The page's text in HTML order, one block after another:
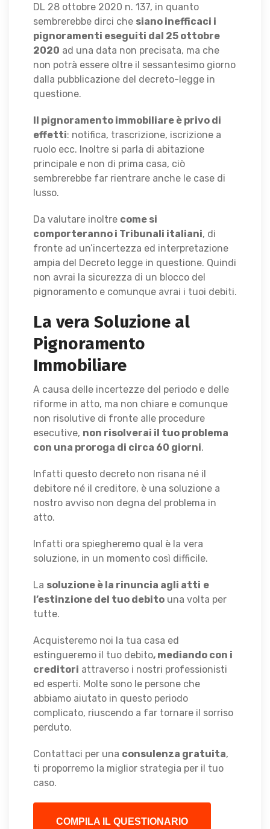
DL 28 ottobre 2020 n. 137, in quanto
sembrerebbe dirci che siano inefficaci i
pignoramenti eseguiti dal 25 ottobre
2020 ad una data non precisata, ma che
non potrà essere oltre il sessantesimo giorno
dalla pubblicazione del decreto-legge in
questione.
Il pignoramento immobiliare è privo di
effetti: notifica, trascrizione, iscrizione a
ruolo ecc. Inoltre si parla di abitazione
principale e non di prima casa, ciò
sembrerebbe far rientrare anche le case di
lusso.
Da valutare inoltre come si
comporteranno i Tribunali italiani, di
fronte ad un’incertezza ed interpretazione
ampia del Decreto legge in questione. Quindi
non avrai la sicurezza di un blocco del
pignoramento e comunque avrai i tuoi debiti.
La vera Soluzione al
Pignoramento
Immobiliare
A causa delle incertezze del periodo e delle
riforme in atto, ma non chiare e comunque
non risolutive di fronte alle procedure
esecutive, non risolverai il tuo problema
con una proroga di circa 60 giorni.
Infatti questo decreto non risana né il
debitore né il creditore, è una soluzione a
nostro avviso non degna del problema in
atto.
Infatti ora spiegheremo qual è la vera
soluzione, in un momento così difficile.
La soluzione è la rinuncia agli atti e
l’estinzione del tuo debito una volta per
tutte.
Acquisteremo noi la tua casa ed
estingueremo il tuo debito, mediando con i
creditori attraverso i nostri professionisti
ed esperti. Molte sono le persone che
abbiamo aiutato in questo periodo
complicato, riuscendo a far tornare il sorriso
perduto.
Contattaci per una consulenza gratuita,
ti proporremo la miglior strategia per il tuo
caso.
COMPILA IL QUESTIONARIO